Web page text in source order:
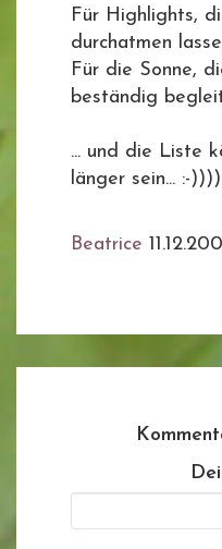
Für Highlights,
durchatmen
Für die Sonne,
beständig
... und die Liste
länger sein... :-))))
Beatrice